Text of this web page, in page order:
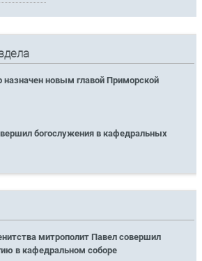
новым главой Приморской
богослужения в кафедральных
митрополит Павел совершил
в кафедральном соборе